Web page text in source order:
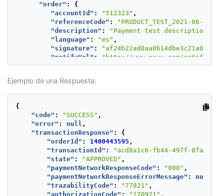
"order" :
{
"accountId" : "512323" ,
"referenceCode" :
"PRODUCT_TEST_2021-06-
"description" : "Payment test description"
"language" : "es" ,
"signature" :
"notifyUrl" : "http://www.payu.com/notify"
"additionalValues": {
"value"
"currency": "PEN"
"buyer":
{
"merchantBuyerId"
"fullName":
"First name and second
"emailAddress": "buyer_test@test.com"
"contactPhone" : "7563126" ,
"dniNumber" : "123456789"
"shippingAddress":
{
"street1":
"Av. Isabel La Católica
"street2" : "5555487"
Ejemplo de una Respuesta:
{
"code" : "SUCCESS" ,
"error" : null ,
"transactionResponse" :
{
"orderId" : 1400443595 ,
"transactionId" :
"acd8a1c6-fb44-497f-8fa5-
"state" : "APPROVED" ,
"paymentNetworkResponseCode" : "000" ,
"paymentNetworkResponseErrorMessage" : null
"trazabilityCode" : "77821" ,
"authorizationCode" : "170921" ,